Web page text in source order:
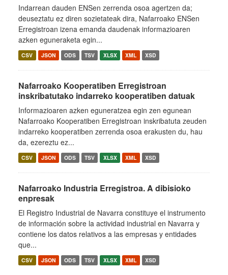
Indarrean dauden ENSen zerrenda osoa agertzen da;
deuseztatu ez diren sozietateak dira, Nafarroako ENSen
Erregistroan izena emanda daudenak informazioaren
azken eguneraketa egin...
CSV JSON ODS TSV XLSX XML XSD
Nafarroako Kooperatiben Erregistroan
inskribatutako indarreko kooperatiben datuak
Informazioaren azken eguneratzea egin zen egunean
Nafarroako Kooperatiben Erregistroan inskribatuta zeuden
indarreko kooperatiben zerrenda osoa erakusten du, hau
da, ezereztu ez...
CSV JSON ODS TSV XLSX XML XSD
Nafarroako Industria Erregistroa. A dibisioko
enpresak
El Registro Industrial de Navarra constituye el instrumento
de información sobre la actividad industrial en Navarra y
contiene los datos relativos a las empresas y entidades
que...
CSV JSON ODS TSV XLSX XML XSD